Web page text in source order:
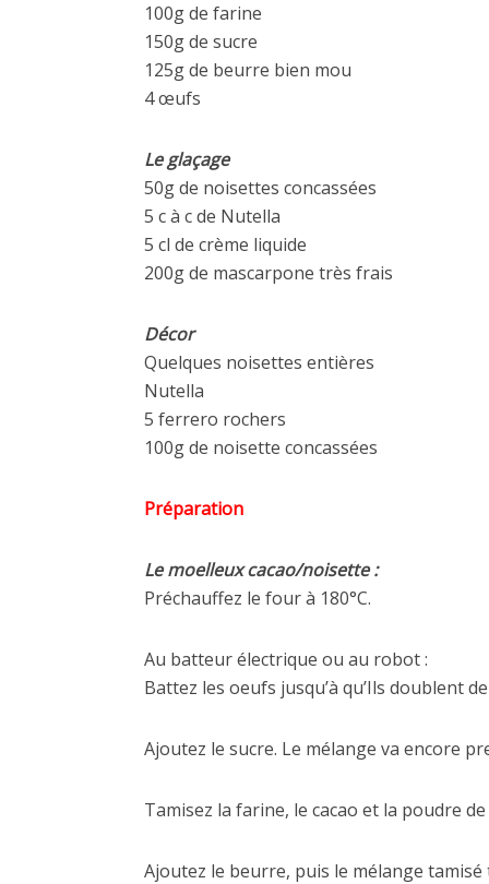
100g de farine
150g de sucre
125g de beurre bien mou
4 œufs
Le glaçage
50g de noisettes concassées
5 c à c de Nutella
5 cl de crème liquide
200g de mascarpone très frais
Décor
Quelques noisettes entières
Nutella
5 ferrero rochers
100g de noisette concassées
Préparation
Le moelleux cacao/noisette :
Préchauffez le four à 180°C.
Au batteur électrique ou au robot :
Battez les oeufs jusqu’à qu’Ils doublent
Ajoutez le sucre. Le mélange va encore
Tamisez la farine, le cacao et la poudre
Ajoutez le beurre, puis le mélange